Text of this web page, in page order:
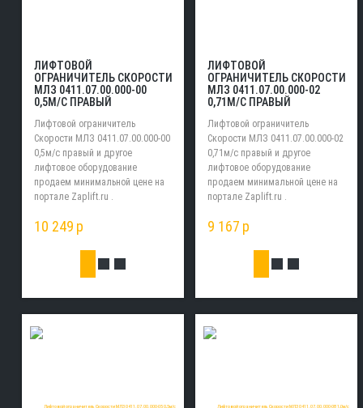
ЛИФТОВОЙ
ОГРАНИЧИТЕЛЬ СКОРОСТИ
МЛЗ 0411.07.00.000-00
0,5М/С ПРАВЫЙ
Лифтовой ограничитель
Скорости МЛЗ 0411.07.00.000-00
0,5м/с правый и другое
лифтовое оборудование
продаем минимальной цене на
портале Zaplift.ru .
10 249 p
ЛИФТОВОЙ
ОГРАНИЧИТЕЛЬ СКОРОСТИ
МЛЗ 0411.07.00.000-02
0,71М/С ПРАВЫЙ
Лифтовой ограничитель
Скорости МЛЗ 0411.07.00.000-02
0,71м/с правый и другое
лифтовое оборудование
продаем минимальной цене на
портале Zaplift.ru .
9 167 p